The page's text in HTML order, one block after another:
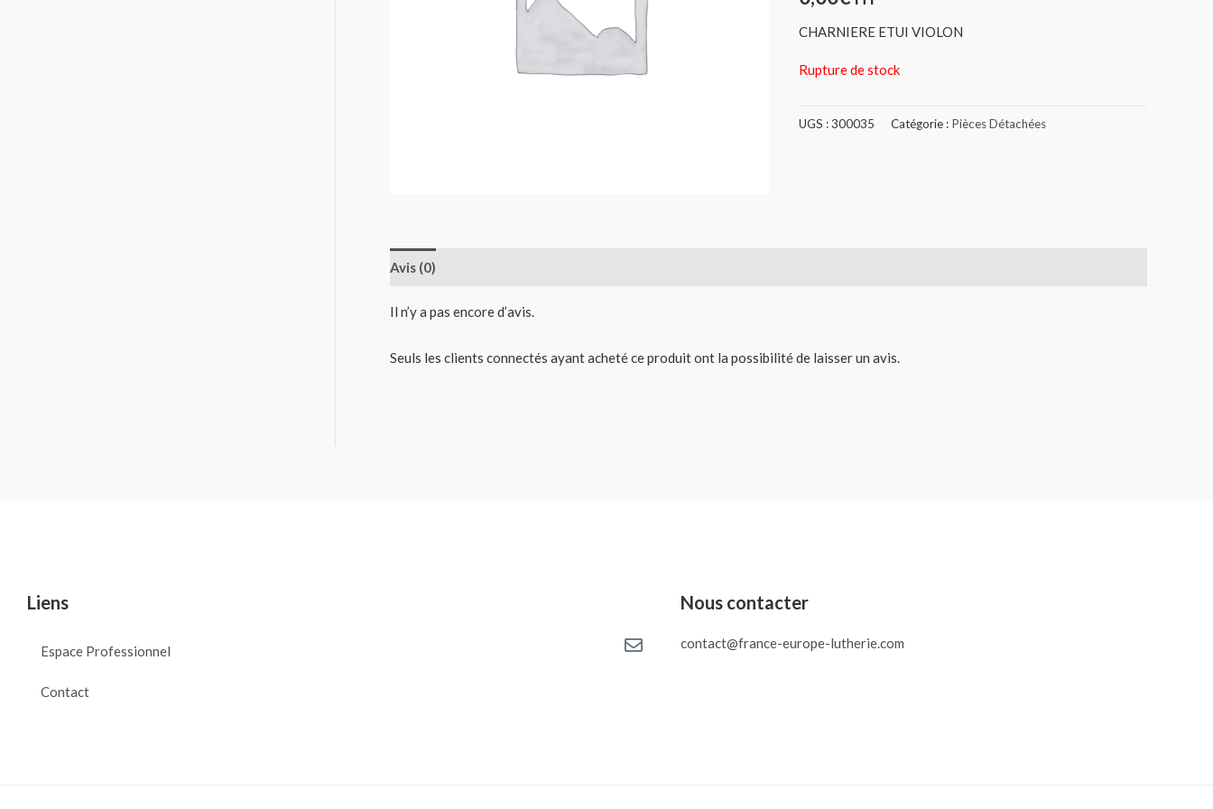
CHARNIERE ETUI VIOLON
Rupture de stock
UGS :300035 Catégorie : Pièces Détachées
Avis (0)
Il n’y a pas encore d’avis.
Seuls les clients connectés ayant acheté ce produit ont la possibilité de laisser un avis.
Liens
Espace Professionnel
Contact
Nous contacter
contact@france-europe-lutherie.com